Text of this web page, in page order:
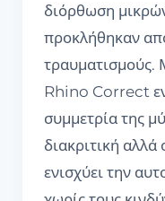
διόρθωση
προκλήθηκαν
τραυματισμούς.
Rhino Correct
συμμετρία της
διακριτική
ενισχύει την